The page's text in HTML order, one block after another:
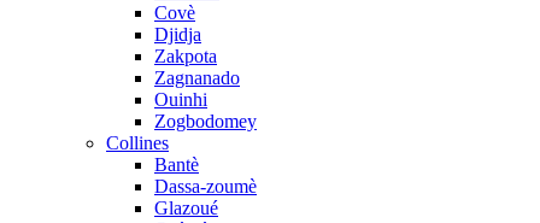
Covè
Djidja
Zakpota
Zagnanado
Ouinhi
Zogbodomey
Collines
Bantè
Dassa-zoumè
Glazoué